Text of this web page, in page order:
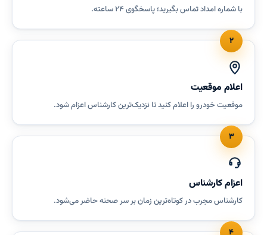
با شماره امداد تماس بگیرید؛ پاسخگوی ۲۴ ساعته.
۲
اعلام موقعیت
موقعیت خودرو را اعلام کنید تا نزدیک‌ترین کارشناس اعزام شود.
۳
اعزام کارشناس
کارشناس مجرب در کوتاه‌ترین زمان بر سر صحنه حاضر می‌شود.